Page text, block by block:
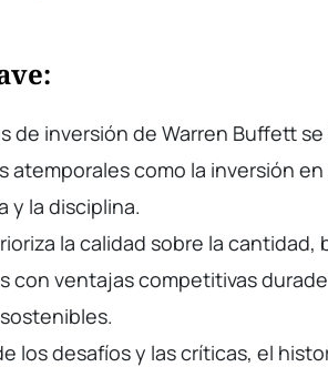
de inversión de Warren Buffett
atemporales como la inversión en
y la disciplina.
la calidad sobre la cantidad,
con ventajas competitivas
los desafíos y las críticas, el